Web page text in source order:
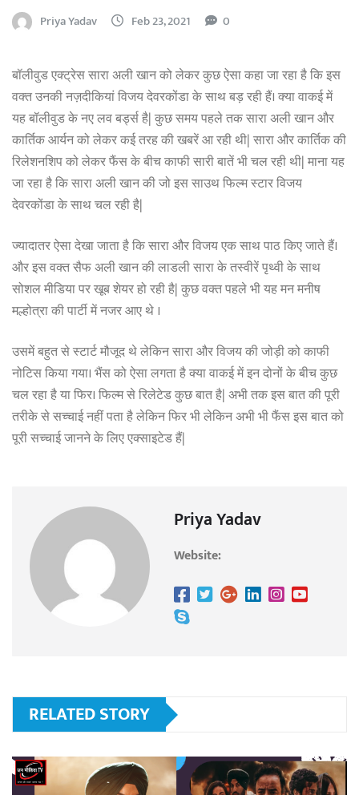
Priya Yadav Feb 23, 2021 0
बॉलीवुड एक्ट्रेस सारा अली खान को लेकर कुछ ऐसा कहा जा रहा है कि इस
वक्त उनकी नज़दीकियां विजय देवरकोंडा के साथ बड़ रही हैं। क्या वाकई में
यह बॉलीवुड के नए लव बर्ड्स है| कुछ समय पहले तक सारा अली खान और
कार्तिक आर्यन को लेकर कई तरह की खबरें आ रही थी| सारा और कार्तिक की
रिलेशनशिप को लेकर फैंस के बीच काफी सारी बातें भी चल रही थी| माना यह
जा रहा है कि सारा अली खान की जो इस साउथ फिल्म स्टार विजय
देवरकोंडा के साथ चल रही है|
ज्यादातर ऐसा देखा जाता है कि सारा और विजय एक साथ पाठ किए जाते हैं।
और इस वक्त सैफ अली खान की लाडली सारा के तस्वीरें पृथ्वी के साथ
सोशल मीडिया पर खूब शेयर हो रही है| कुछ वक्त पहले भी यह मन मनीष
मल्होत्रा की पार्टी में नजर आए थे ।
उसमें बहुत से स्टार्ट मौजूद थे लेकिन सारा और विजय की जोड़ी को काफी
नोटिस किया गया। भैंस को ऐसा लगता है क्या वाकई में इन दोनों के बीच कुछ
चल रहा है या फिर। फिल्म से रिलेटेड कुछ बात है| अभी तक इस बात की पूरी
तरीके से सच्चाई नहीं पता है लेकिन फिर भी लेकिन अभी भी फैंस इस बात को
पूरी सच्चाई जानने के लिए एक्साइटेड हैं|
Priya Yadav
Website:
RELATED STORY